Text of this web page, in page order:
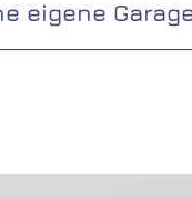
eigene Garage